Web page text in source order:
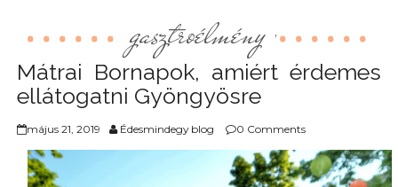
gasztroélmény ,
Mátrai Bornapok, amiért érdemes
ellátogatni Gyöngyösre
május 21, 2019 Édesmindegy blog 0 Comments